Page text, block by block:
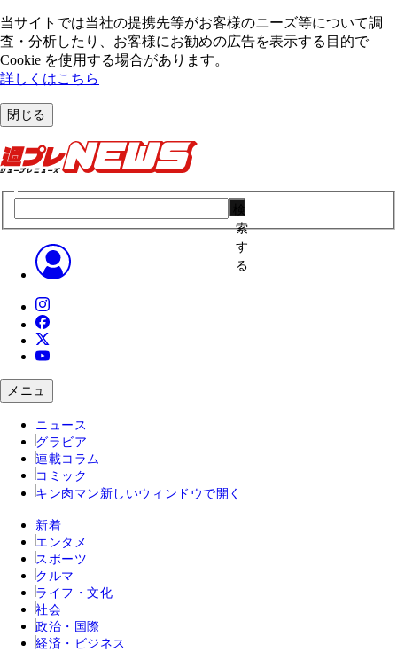
当サイトでは当社の提携先等がお客様のニーズ等について調
査・分析したり、お客様にお勧めの広告を表⽰する⽬的で
Cookie を使⽤する場合があります。
詳しくはこちら
閉じる
索
す
る
メニュ
ニュース
グラビア
連載コラム
コミック
キン肉マン 新しいウィンドウで開く
新着
エンタメ
スポーツ
クルマ
ライフ・文化
社会
政治・国際
経済・ビジネス